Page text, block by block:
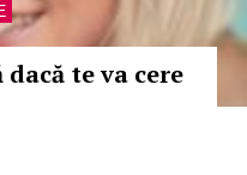
te va cere